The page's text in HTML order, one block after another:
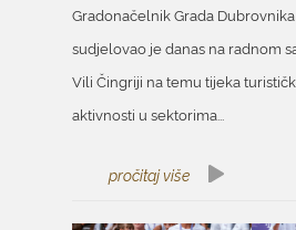
Gradonačelnik Grada
sudjelovao je danas na radnom
Vili Čingriji na temu tijeka
aktivnosti u sektorima...
pročitaj više